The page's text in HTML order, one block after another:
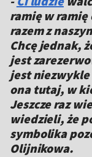
ramię w
razem z
Chcę jednak,
jest
jest niezwykle
ona tutaj, w
Jeszcze raz
wiedzieli, że
symbolika
Olijnikowa.